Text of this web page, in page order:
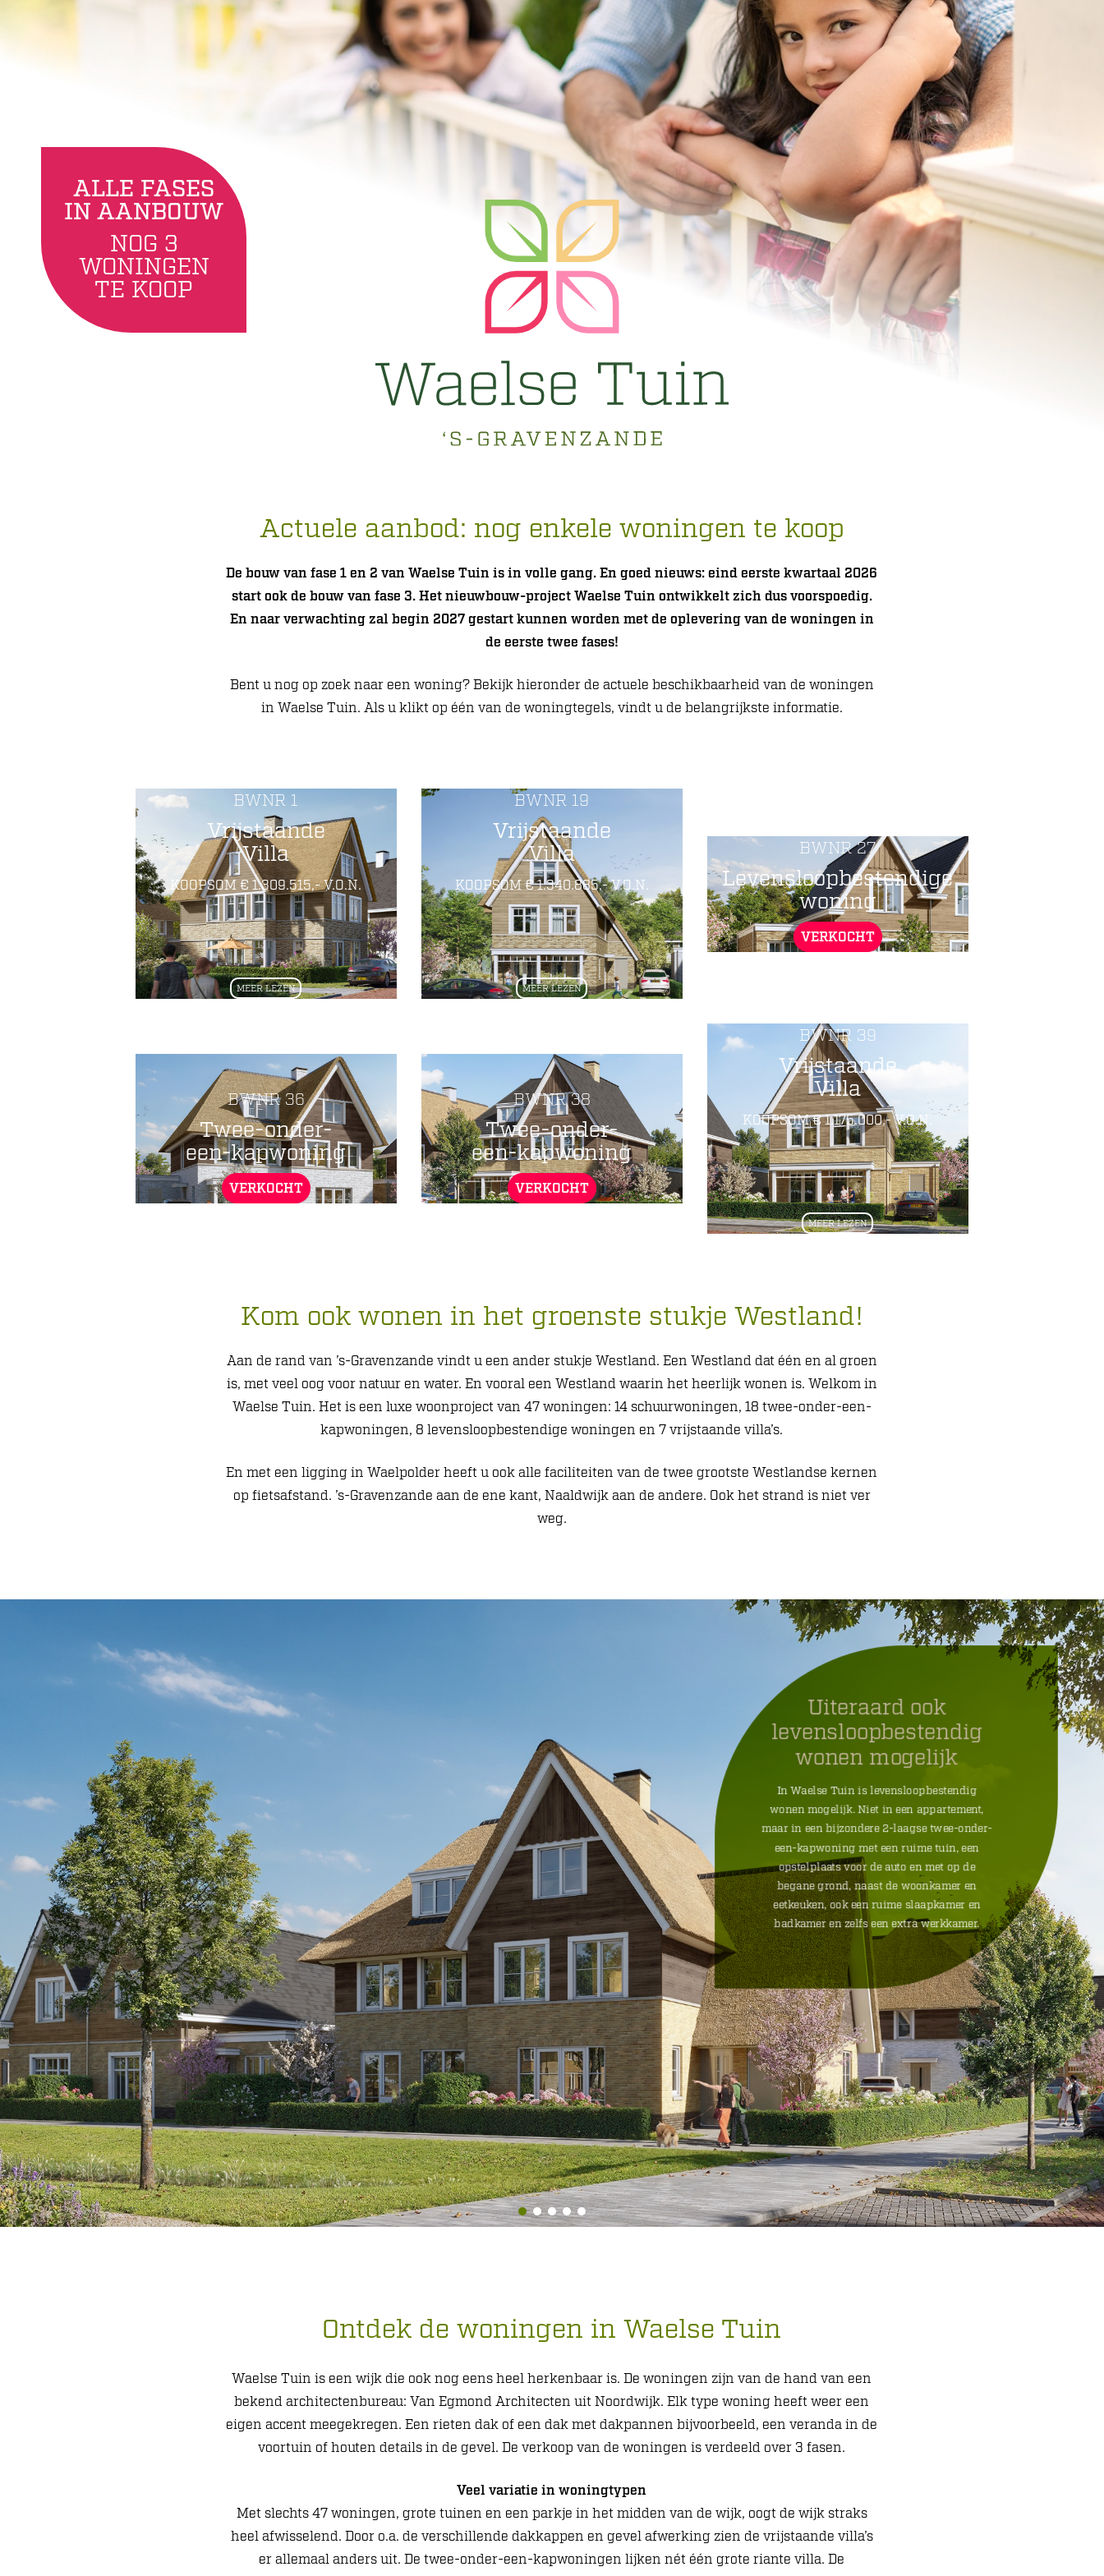
ALLE FASES
IN AANBOUW
NOG 3
WONINGEN
TE KOOP
Actuele aanbod: nog enkele woningen te koop
De bouw van fase 1 en 2 van Waelse Tuin is in volle gang. En goed nieuws: eind eerste kwartaal 2026
start ook de bouw van fase 3. Het nieuwbouw-project Waelse Tuin ontwikkelt zich dus voorspoedig.
En naar verwachting zal begin 2027 gestart kunnen worden met de oplevering van de woningen in
de eerste twee fases!
Bent u nog op zoek naar een woning? Bekijk hieronder de actuele beschikbaarheid van de woningen
in Waelse Tuin. Als u klikt op één van de woningtegels, vindt u de belangrijkste informatie.
BWNR 1
Vrijstaande
Villa
KOOPSOM € 1.309.515,- V.O.N.
MEER LEZEN
BWNR 19
Vrijstaande
Villa
KOOPSOM € 1.340.885,- V.O.N.
MEER LEZEN
BWNR 27
Levensloopbestendige
woning
VERKOCHT
BWNR 36
Twee-onder-
een-kapwoning
VERKOCHT
BWNR 38
Twee-onder-
een-kapwoning
VERKOCHT
BWNR 39
Vrijstaande
Villa
KOOPSOM € 1.175.000,- V.O.N.
MEER LEZEN
Kom ook wonen in het groenste stukje Westland!
Aan de rand van ’s-Gravenzande vindt u een ander stukje Westland. Een Westland dat één en al groen
is, met veel oog voor natuur en water. En vooral een Westland waarin het heerlijk wonen is. Welkom in
Waelse Tuin. Het is een luxe woonproject van 47 woningen: 14 schuurwoningen, 18 twee-onder-een-
kapwoningen, 8 levensloopbestendige woningen en 7 vrijstaande villa’s.
En met een ligging in Waelpolder heeft u ook alle faciliteiten van de twee grootste Westlandse kernen
op fietsafstand. ’s-Gravenzande aan de ene kant, Naaldwijk aan de andere. Ook het strand is niet ver
weg.
Uiteraard ook
levensloopbestendig
wonen mogelijk
In Waelse Tuin is levensloopbestendig
wonen mogelijk. Niet in een appartement,
maar in een bijzondere 2-laagse twee-onder-
een-kapwoning met een ruime tuin, een
opstelplaats voor de auto en met op de
begane grond, naast de woonkamer en
eetkeuken, ook een ruime slaapkamer en
badkamer en zelfs een extra werkkamer.
Ontdek de woningen in Waelse Tuin
Waelse Tuin is een wijk die ook nog eens heel herkenbaar is. De woningen zijn van de hand van een
bekend architectenbureau: Van Egmond Architecten uit Noordwijk. Elk type woning heeft weer een
eigen accent meegekregen. Een rieten dak of een dak met dakpannen bijvoorbeeld, een veranda in de
voortuin of houten details in de gevel. De verkoop van de woningen is verdeeld over 3 fasen.
Veel variatie in woningtypen
Met slechts 47 woningen, grote tuinen en een parkje in het midden van de wijk, oogt de wijk straks
heel afwisselend. Door o.a. de verschillende dakkappen en gevel afwerking zien de vrijstaande villa’s
er allemaal anders uit. De twee-onder-een-kapwoningen lijken nét één grote riante villa. De